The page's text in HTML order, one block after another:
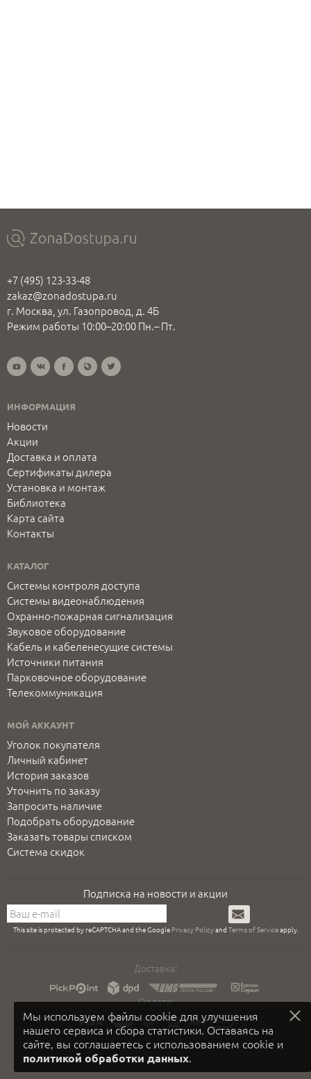
Мы используем файлы cookie для улучшения
нашего сервиса и сбора статистики. Оставаясь на
сайте, вы соглашаетесь с использованием cookie и
политикой обработки данных.
+7 (495) 123-33-48
zakaz@zonadostupa.ru
г. Москва, ул. Газопровод, д. 4Б
Режим работы 10:00–20:00 Пн.– Пт.
ИНФОРМАЦИЯ
Новости
Акции
Доставка и оплата
Сертификаты дилера
Установка и монтаж
Библиотека
Карта сайта
Контакты
КАТАЛОГ
Системы контроля доступа
Системы видеонаблюдения
Охранно-пожарная сигнализация
Звуковое оборудование
Кабель и кабеленесущие системы
Источники питания
Парковочное оборудование
Телекоммуникация
МОЙ АККАУНТ
Уголок покупателя
Личный кабинет
История заказов
Уточнить по заказу
Запросить наличие
Подобрать оборудование
Заказать товары списком
Система скидок
Подписка на новости и акции
Подписаться
This site is protected by reCAPTCHA and the Google Privacy Policyand Terms of Serviceapply.
Доставка:
Оплата: